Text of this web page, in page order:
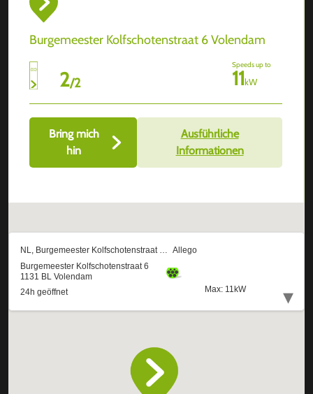
Burgemeester Kolfschotenstraat 6 Volendam
2/2
Speeds up to
11kW
Bring mich
hin
Ausführliche
Informationen